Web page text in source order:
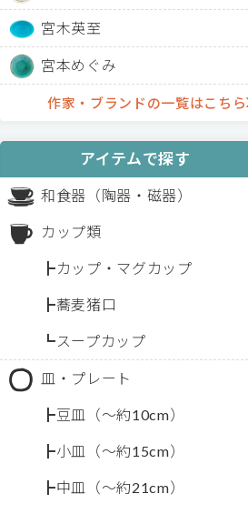
宮木英至
宮本めぐみ
作家・ブランドの一覧はこちら
アイテムで探す
和食器（陶器・磁器）
カップ類
カップ・マグカップ
蕎麦猪口
スープカップ
皿・プレート
豆皿（～約10cm）
小皿（～約15cm）
中皿（～約21cm）